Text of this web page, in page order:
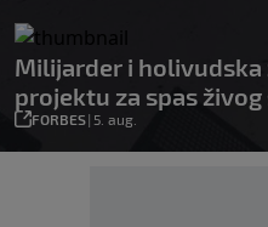
Milijarder i holivudska
projektu za spas
FORBES| 5. aug.